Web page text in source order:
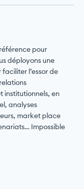
pour
déployons une
l’essor de
institutionnels, en
analyses
market place
Impossible